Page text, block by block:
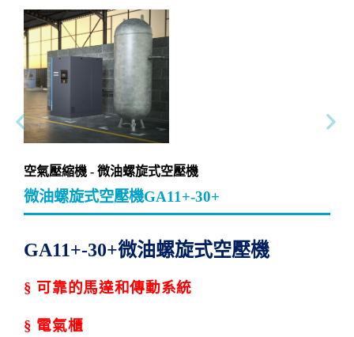
空氣壓縮機 - 微油螺旋式空壓機
微油螺旋式空壓機GA11+-30+
GA11+-30+微油螺旋式空壓機
§ 可靠的馬達和傳動系統
§ 電氣櫃